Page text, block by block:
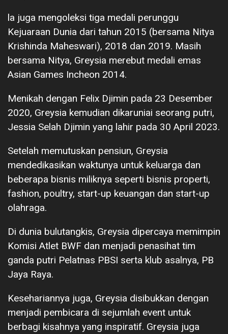
la juga mengoleksi tiga medali perunggu
Kejuaraan Dunia dari tahun 2015 (bersama Nitya
Krishinda Maheswari), 2018 dan 2019. Masih
bersama Nitya, Greysia merebut medali emas
Asian Games Incheon 2014.
Menikah dengan Felix Djimin pada 23 Desember
2020, Greysia kemudian dikaruniai seorang putri,
Jessia Selah Djimin yang lahir pada 30 April 2023.
Setelah memutuskan pensiun, Greysia
mendedikasikan waktunya untuk keluarga dan
beberapa bisnis miliknya seperti bisnis properti,
fashion, poultry, start-up keuangan dan start-up
olahraga.
Di dunia bulutangkis, Greysia dipercaya memimpin
Komisi Atlet BWF dan menjadi penasihat tim
ganda putri Pelatnas PBSI serta klub asalnya, PB
Jaya Raya.
Kesehariannya juga, Greysia disibukkan dengan
menjadi pembicara di sejumlah event untuk
berbagi kisahnya yang inspiratif. Greysia juga